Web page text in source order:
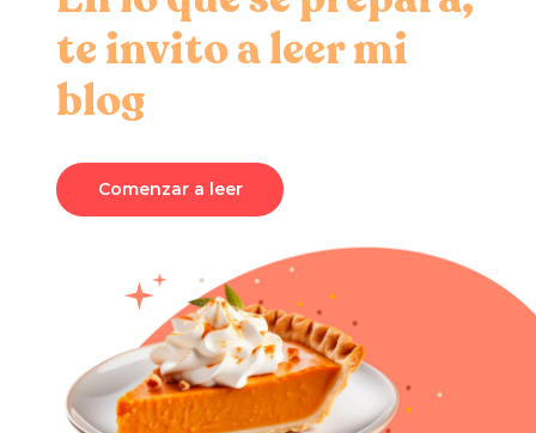
te invito a leer mi
blog
Comenzar a leer